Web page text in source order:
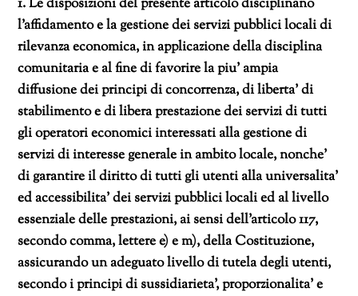
1. Le disposizioni del presente articolo disciplinano
l’affidamento e la gestione dei servizi pubblici locali di
rilevanza economica, in applicazione della disciplina
comunitaria e al fine di favorire la piu’ ampia
diffusione dei principi di concorrenza, di liberta’ di
stabilimento e di libera prestazione dei servizi di tutti
gli operatori economici interessati alla gestione di
servizi di interesse generale in ambito locale, nonche’
digarantire il diritto di tutti gli utenti alla universalita’
ed accessibilita’ dei servizi pubblici locali ed al livello
essenziale delle prestazioni, ai sensi dell’articolo 117,
secondo comma, lettere e) e m), della Costituzione,
assicurando un adeguato livello di tutela degli utenti,
secondo i principi di sussidiarieta’, proporzionalita’ e